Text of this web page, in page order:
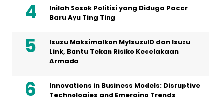
Inilah Sosok Politisi yang Diduga Pacar
Baru Ayu Ting Ting
Isuzu Maksimalkan MyIsuzuID dan Isuzu
Link, Bantu Tekan Risiko Kecelakaan
Armada
Innovations in Business Models: Disruptive
Technologies and Emerging Trends